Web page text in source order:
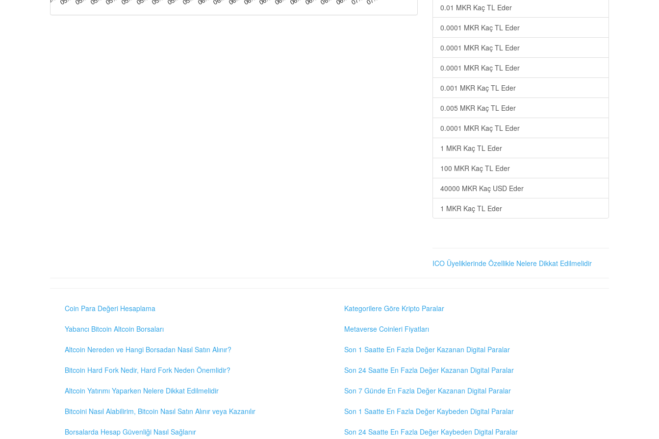
0.01 MKR Kaç TL Eder
0.0001 MKR Kaç TL Eder
0.0001 MKR Kaç TL Eder
0.0001 MKR Kaç TL Eder
0.001 MKR Kaç TL Eder
0.005 MKR Kaç TL Eder
0.0001 MKR Kaç TL Eder
1 MKR Kaç TL Eder
100 MKR Kaç TL Eder
40000 MKR Kaç USD Eder
1 MKR Kaç TL Eder
ICO Üyeliklerinde Özellikle Nelere Dikkat Edilmelidir
Coin Para Değeri Hesaplama
Yabancı Bitcoin Altcoin Borsaları
Altcoin Nereden ve Hangi Borsadan Nasıl Satın Alınır?
Bitcoin Hard Fork Nedir, Hard Fork Neden Önemlidir?
Altcoin Yatırımı Yaparken Nelere Dikkat Edilmelidir
Bitcoini Nasıl Alabilirim, Bitcoin Nasıl Satın Alınır veya Kazanılır
Borsalarda Hesap Güvenliği Nasıl Sağlanır
Kategorilere Göre Kripto Paralar
Metaverse Coinleri Fiyatları
Son 1 Saatte En Fazla Değer Kazanan Digital Paralar
Son 24 Saatte En Fazla Değer Kazanan Digital Paralar
Son 7 Günde En Fazla Değer Kazanan Digital Paralar
Son 1 Saatte En Fazla Değer Kaybeden Digital Paralar
Son 24 Saatte En Fazla Değer Kaybeden Digital Paralar